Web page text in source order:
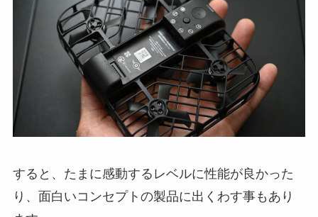
すると、たまに感動するレベルに性能が良かった
り、面白いコンセプトの製品に出くわす事もあり